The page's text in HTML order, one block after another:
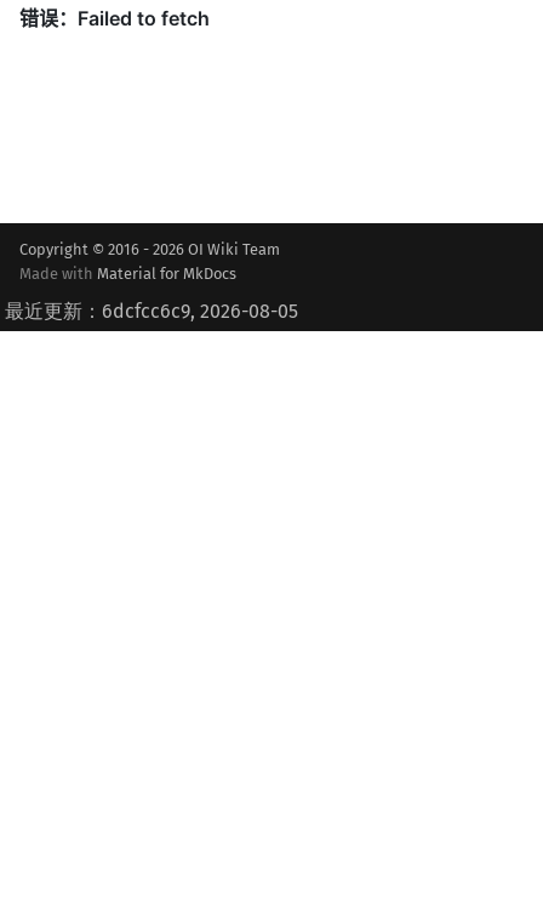
Copyright © 2016 - 2026 OI Wiki Team
Made with Material for MkDocs
最近更新：6dcfcc6c9, 2026-08-05